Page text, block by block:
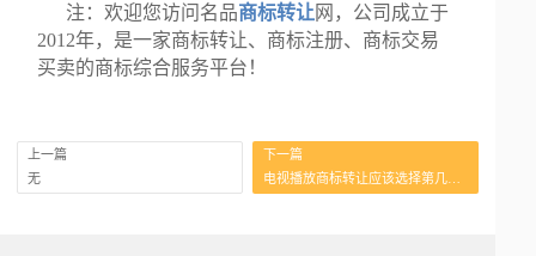
注：欢迎您访问名品商标转让 网，公司成立于
2012年，是一家商标转让、商标注册、商标交易
买卖的商标综合服务平台！
上一篇
无
下一篇
电视播放商标转让应该选择第几类？